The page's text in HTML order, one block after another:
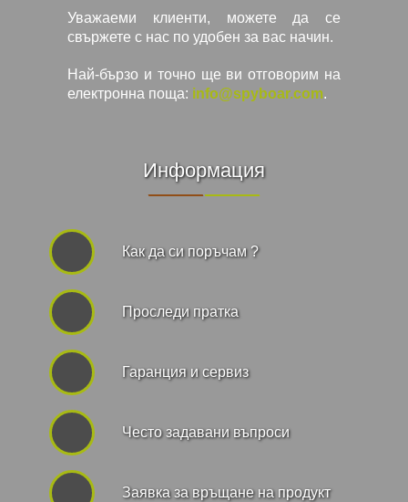
Уважаеми клиенти, можете да се
свържете с нас по удобен за вас начин.
Най-бързо и точно ще ви отговорим на
електронна поща: info@spyboar.com.
Информация
Как да си поръчам ?
Проследи пратка
Гаранция и сервиз
Често задавани въпроси
Заявка за връщане на продукт